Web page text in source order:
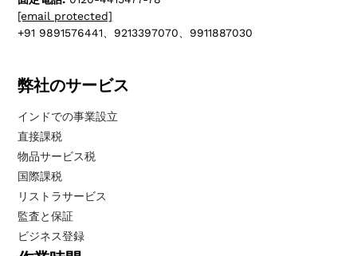
[email protected]
+91 9891576441、9213397070、9911887030
弊社のサービス
インドでの事業設立
直接課税
物品サービス税
国際課税
リストラサービス
監査と保証
ビジネス登録